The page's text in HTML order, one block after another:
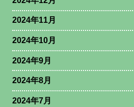
2024年11月
2024年10月
2024年9月
2024年8月
2024年7月